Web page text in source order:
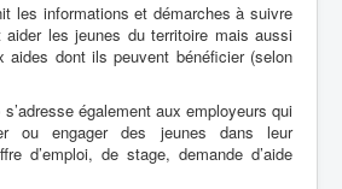
les informations et démarches à suivre
aider les jeunes du territoire mais aussi
aides dont ils peuvent bénéficier (selon
également aux employeurs qui
ou engager des jeunes dans leur
d’emploi, de stage, demande d’aide